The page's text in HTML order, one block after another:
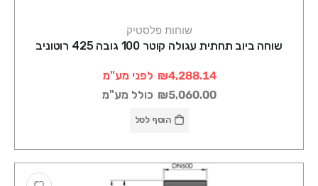
שוחות פלסטיק
שוחה ביוב תחתית עגולה קוטר 100 גובה 425 רוטוניב
₪4,288.14 לפני מע"מ
₪5,060.00 כולל מע"מ
הוסף לסל